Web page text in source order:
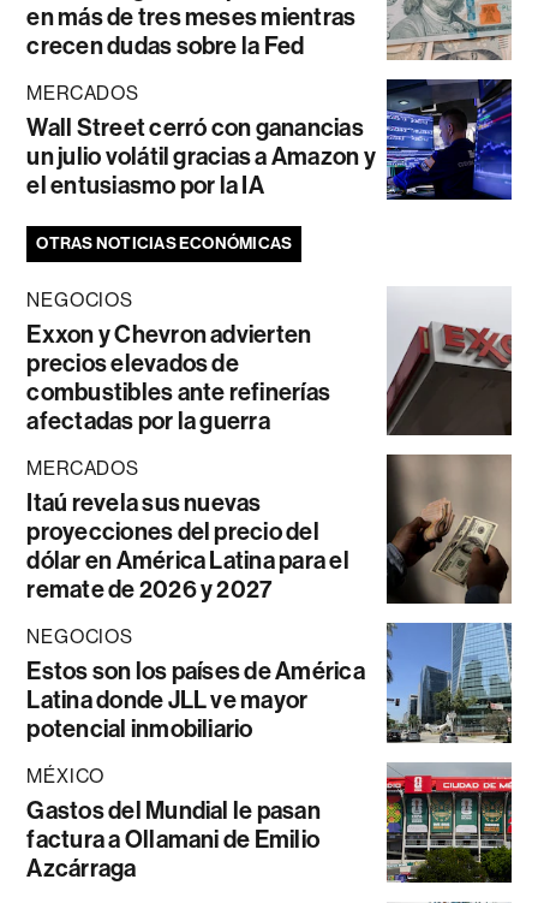
en más de tres meses mientras
crecen dudas sobre la Fed
MERCADOS
Wall Street cerró con ganancias
un julio volátil gracias a Amazon y
el entusiasmo por la IA
OTRAS NOTICIAS ECONÓMICAS
NEGOCIOS
Exxon y Chevron advierten
precios elevados de
combustibles ante refinerías
afectadas por la guerra
MERCADOS
Itaú revela sus nuevas
proyecciones del precio del
dólar en América Latina para el
remate de 2026 y 2027
NEGOCIOS
Estos son los países de América
Latina donde JLL ve mayor
potencial inmobiliario
MÉXICO
Gastos del Mundial le pasan
factura a Ollamani de Emilio
Azcárraga